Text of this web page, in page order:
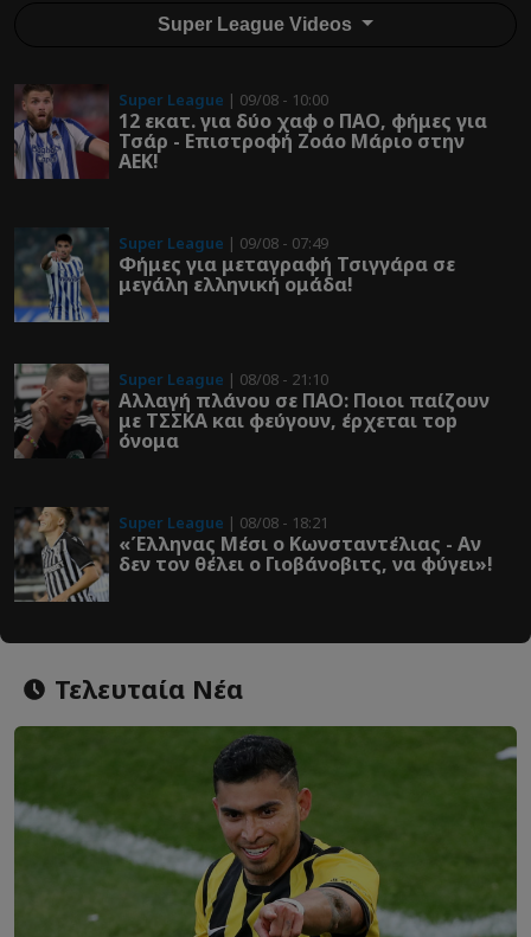
Super League Videos
Super League | 09/08 - 10:00
12 εκατ. για δύο χαφ ο ΠΑΟ, φήμες για
Τσάρ - Επιστροφή Ζοάο Μάριο στην
ΑΕΚ!
Super League | 09/08 - 07:49
Φήμες για μεταγραφή Τσιγγάρα σε
μεγάλη ελληνική ομάδα!
Super League | 08/08 - 21:10
Αλλαγή πλάνου σε ΠΑΟ: Ποιοι παίζουν
με ΤΣΣΚΑ και φεύγουν, έρχεται τοp
όνομα
Super League | 08/08 - 18:21
«Έλληνας Μέσι ο Κωνσταντέλιας - Αν
δεν τον θέλει ο Γιοβάνοβιτς, να φύγει»!
Τελευταία Νέα